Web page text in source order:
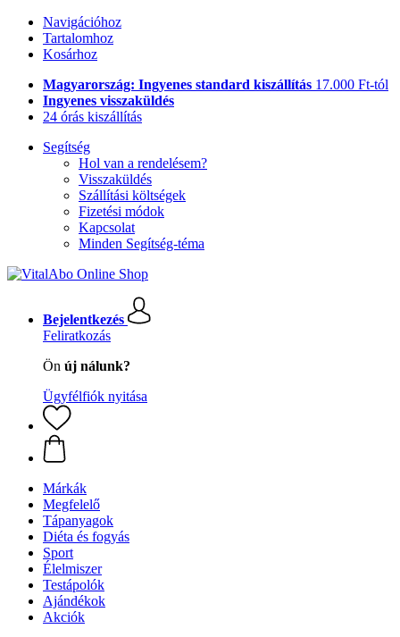
Navigációhoz
Tartalomhoz
Kosárhoz
Magyarország: Ingyenes standard kiszállítás 17.000 Ft-tól
Ingyenes visszaküldés
24 órás kiszállítás
Segítség
Hol van a rendelésem?
Visszaküldés
Szállítási költségek
Fizetési módok
Kapcsolat
Minden Segítség-téma
Bejelentkezés
Feliratkozás
Ön új nálunk?
Ügyfélfiók nyitása
Márkák
Megfelelő
Tápanyagok
Diéta és fogyás
Sport
Élelmiszer
Testápolók
Ajándékok
Akciók